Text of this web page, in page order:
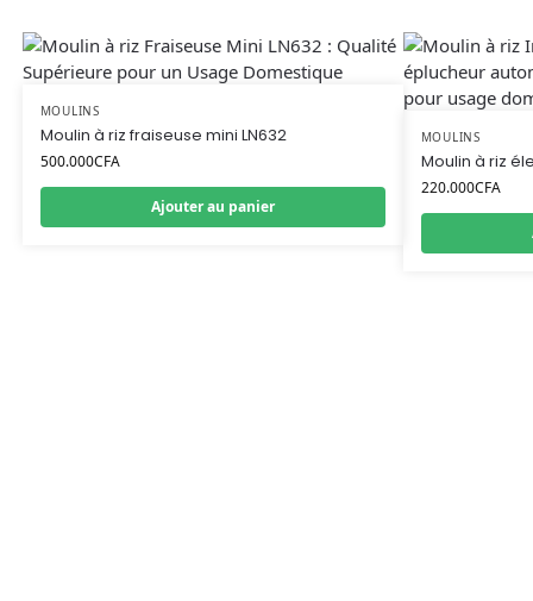
MOULINS
Moulin à riz fraiseuse mini LN632
500.000CFA
Ajouter au panier
MOULINS
Moulin à riz
220.000CFA